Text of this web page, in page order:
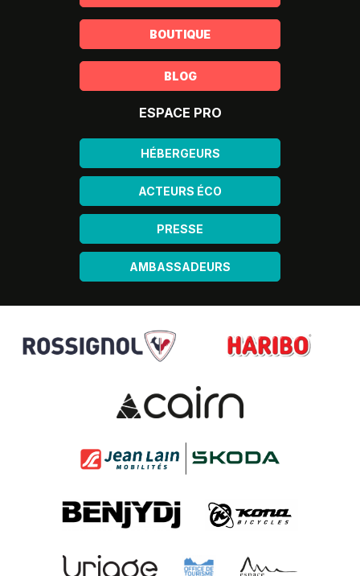
BOUTIQUE
BLOG
ESPACE PRO
HÉBERGEURS
ACTEURS ÉCO
PRESSE
AMBASSADEURS